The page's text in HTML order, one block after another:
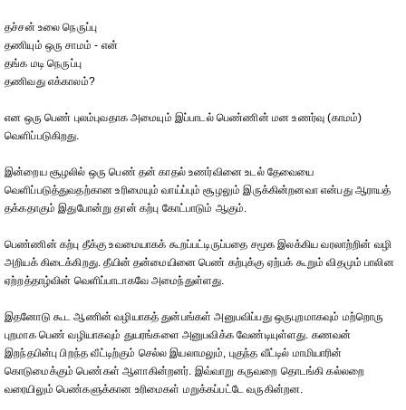
தச்சன் உலை நெருப்பு
தணியும் ஒரு சாமம் - என்
தங்க மடி நெருப்பு
தணிவது எக்காலம்?
என ஒரு பெண் புலம்புவதாக அமையும் இப்பாடல் பெண்ணின் மன உணர்வு (காமம்)
வெளிப்படுகிறது.
இன்றைய சூழலில் ஒரு பெண் தன் காதல் உணர்வினை உடல் தேவையை
வெளிப்படுத்துவதற்கான உரிமையும் வாய்ப்பும் சூழலும் இருக்கின்றனவா என்பது ஆராயத்
தக்கதாகும் இதுபோன்று தான் கற்பு கோட்பாடும் ஆகும்.
பெண்ணின் கற்பு தீக்கு உவமையாகக் கூறப்பட்டிருப்பதை சமூக இலக்கிய வரலாற்றின் வழி
அறியக் கிடைக்கிறது. தீயின் தன்மையினை பெண் கற்புக்கு ஏற்பக் கூறும் விதமும் பாலின
ஏற்றத்தாழ்வின் வெளிப்பாடாகவே அமைந்துள்ளது.
இதனோடு கூட ஆணின் வழியாகத் துன்பங்கள் அனுபவிப்பது ஒருபுறமாகவும் மற்றொரு
புறமாக பெண் வழியாகவும் துயரங்களை அனுபவிக்க வேண்டியுள்ளது. கணவன்
இறந்தபின்பு பிறந்த வீட்டிற்கும் செல்ல இயலாமலும், புகுந்த வீட்டில் மாமியாரின்
கொடுமைக்கும் பெண்கள் ஆளாகின்றனர். இவ்வாறு கருவறை தொடங்கி கல்லறை
வரையிலும் பெண்களுக்கான உரிமைகள் மறுக்கப்பட்டே வருகின்றன.